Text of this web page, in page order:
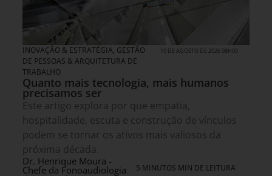
INOVAÇÃO & ESTRATÉGIA, GESTÃO
DE PESSOAS & ARQUITETURA DE
TRABALHO
10 DE AGOSTO DE 2026 08H00
Quanto mais tecnologia, mais humanos
precisamos ser
Este artigo explora por que empatia,
hospitalidade, escuta e construção de vínculos
podem se tornar os ativos mais valiosos da
próxima década.
Dr. Henrique Moura -
Chefe da Fonoaudiologia 5 MINUTOS MIN DE LEITURA